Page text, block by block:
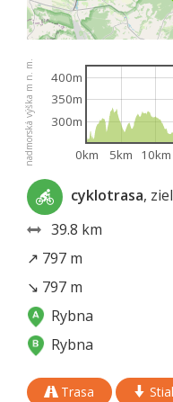
nadmorská výška m n. m. 0km 5km 10km
300m
350m
400m
cyklotrasa,
39.8 km
↗ 797 m
↘ 797 m
Rybna
Rybna
Trasa